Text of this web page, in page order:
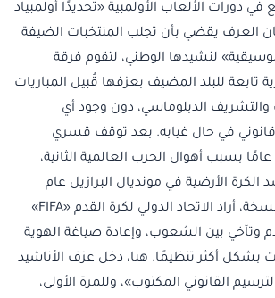
في دورات الألعاب الأولمبية «تحديدًا أولمبياد
1924». كان العرف يقضي بأن تجلب المنتخبات الضيفة
لنشيدها الوطني، لتقوم فرقة
للبلد المضيف بعزفها قُبيل المباريات
والتشريف الدبلوماسي، دون وجود أي
قانوني في حال غيابه. بعد توقف قسري
للمونديال دام 12 عامًا بسبب أهوال الحرب العالمية الثانية،
الأرضية في مونديال البرازيل عام
1950، في تلك النسخة، أراد الاتحاد الدولي لكرة القدم «FIFA»
وتآخي بين الشعوب، وإعادة صياغة الهوية
بشكل أكثر تنظيمًا. هنا، دخل عزف الأناشيد
القانوني المكتوب»، وللمرة الأولى،